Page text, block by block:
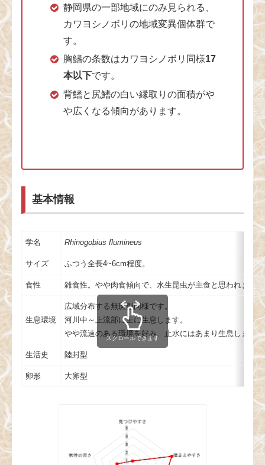
静岡県の一部地域にのみ見られる、
カワヨシノボリの地域変異個体群で
す。
胸鰭の条数はカワヨシノボリ同様17
本以下です。
背鰭と尻鰭の白い縁取りの面積がや
や広くなる傾向があります。
基本情報
学名 Rhinogobius flumineus
サイズ ふつう全長4~6cm程度。
食性 雑食性。やや肉食傾向で、水生昆虫が主食と思われます。
生息環境
広域分布する無斑型同様です。
河川中～上流部に主に生息します。
やや流速のある環境を好み、止水にはあまり生息しませ
生活史 陸封型
卵形 大卵型
スクロールできます